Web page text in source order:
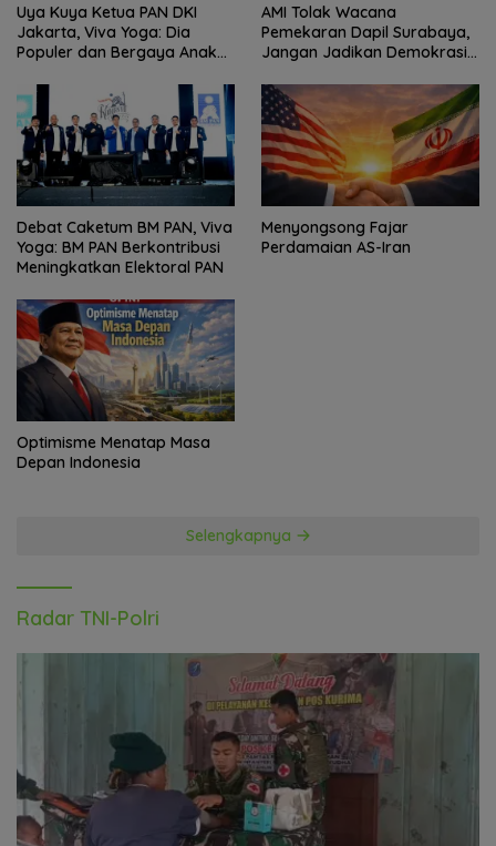
Uya Kuya Ketua PAN DKI
Jakarta, Viva Yoga: Dia
Populer dan Bergaya Anak
AMI Tolak Wacana
Pemekaran Dapil Surabaya,
Jangan Jadikan Demokrasi
Politik
Debat Caketum BM PAN, Viva
Yoga: BM PAN Berkontribusi
Meningkatkan Elektoral PAN
Menyongsong Fajar
Perdamaian AS-Iran
Optimisme Menatap Masa
Depan Indonesia
Selengkapnya
Radar TNI-Polri